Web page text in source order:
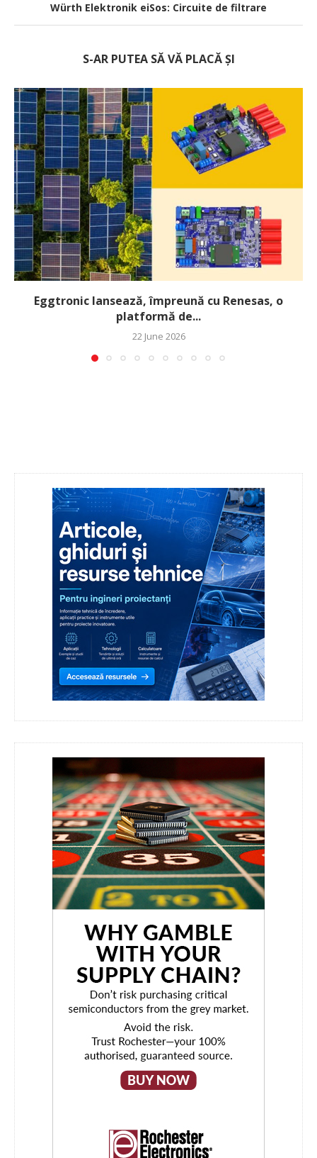
Würth Elektronik eiSos: Circuite de filtrare
S-AR PUTEA SĂ VĂ PLACĂ ȘI
Eggtronic lansează, împreună cu Renesas, o
platformă de...
22 June 2026